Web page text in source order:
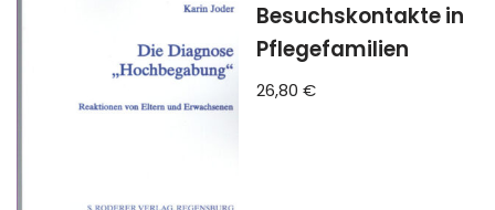
Besuchskontakte in
Pflegefamilien
26,80€